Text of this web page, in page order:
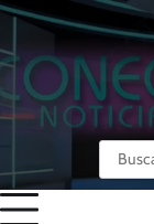
Skip
content
Buscar: